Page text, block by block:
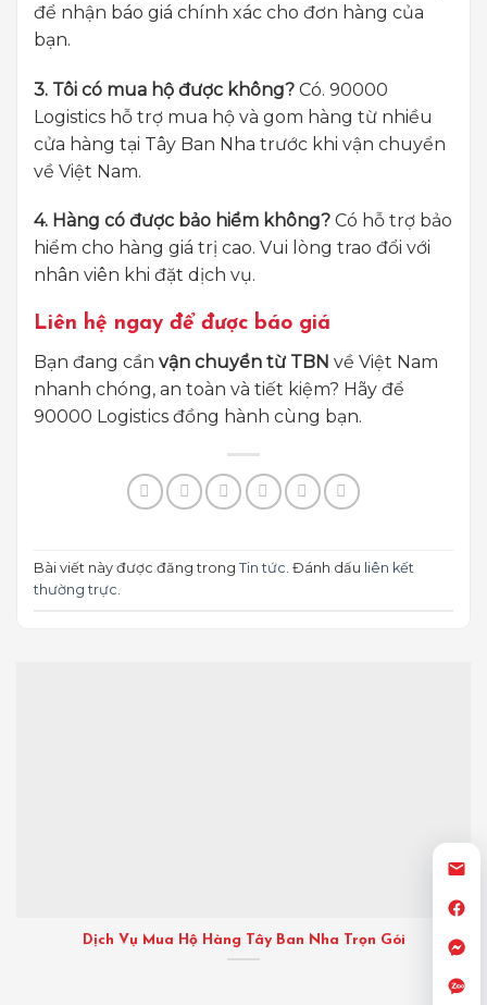
để nhận báo giá chính xác cho đơn hàng của
bạn.
3. Tôi có mua hộ được không? Có. 90000
Logistics hỗ trợ mua hộ và gom hàng từ nhiều
cửa hàng tại Tây Ban Nha trước khi vận chuyển
về Việt Nam.
4. Hàng có được bảo hiểm không? Có hỗ trợ bảo
hiểm cho hàng giá trị cao. Vui lòng trao đổi với
nhân viên khi đặt dịch vụ.
Liên hệ ngay để được báo giá
Bạn đang cần vận chuyển từ TBN về Việt Nam
nhanh chóng, an toàn và tiết kiệm? Hãy để
90000 Logistics đồng hành cùng bạn.
Bài viết này được đăng trong Tin tức. Đánh dấu liên kết
thường trực.
Dịch Vụ Mua Hộ Hàng Tây Ban Nha Trọn Gói